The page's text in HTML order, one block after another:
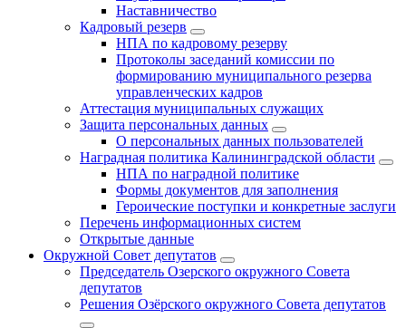
Наставничество
Кадровый резерв
НПА по кадровому резерву
Протоколы заседаний комиссии по
формированию муниципального резерва
управленческих кадров
Аттестация муниципальных служащих
Защита персональных данных
О персональных данных пользователей
Наградная политика Калининградской области
НПА по наградной политике
Формы документов для заполнения
Героические поступки и конкретные заслуги
Перечень информационных систем
Открытые данные
Окружной Совет депутатов
Председатель Озерского окружного Совета
депутатов
Решения Озёрского окружного Совета депутатов